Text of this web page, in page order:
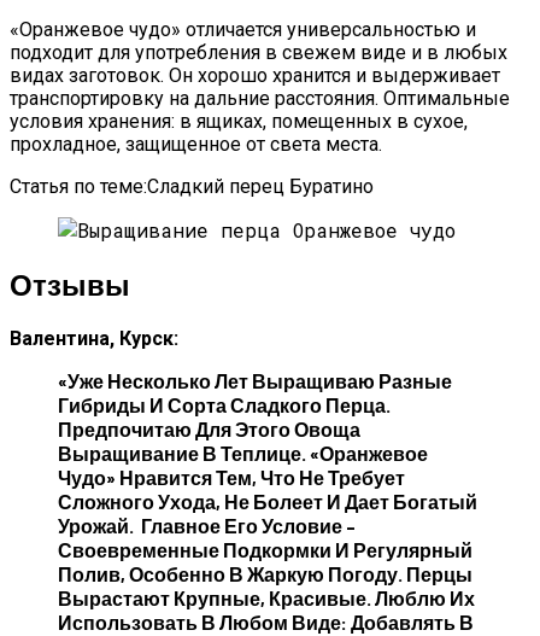
«Оранжевое чудо» отличается универсальностью и
подходит для употребления в свежем виде и в любых
видах заготовок. Он хорошо хранится и выдерживает
транспортировку на дальние расстояния. Оптимальные
условия хранения: в ящиках, помещенных в сухое,
прохладное, защищенное от света места.
Статья по теме:Сладкий перец Буратино
Отзывы
Валентина, Курск:
«Уже Несколько Лет Выращиваю Разные
Гибриды И Сорта Сладкого Перца.
Предпочитаю Для Этого Овоща
Выращивание В Теплице. «Оранжевое
Чудо» Нравится Тем, Что Не Требует
Сложного Ухода, Не Болеет И Дает Богатый
Урожай. Главное Его Условие –
Своевременные Подкормки И Регулярный
Полив, Особенно В Жаркую Погоду. Перцы
Вырастают Крупные, Красивые. Люблю Их
Использовать В Любом Виде: Добавлять В